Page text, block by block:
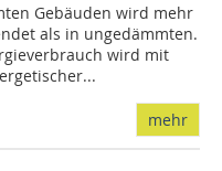
Gebäuden wird mehr
als in ungedämmten.
wird mit
mehr